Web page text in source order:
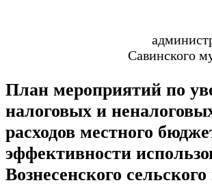
Савинского
План мероприятий по
налоговых и
расходов местного
эффективности
Вознесенского